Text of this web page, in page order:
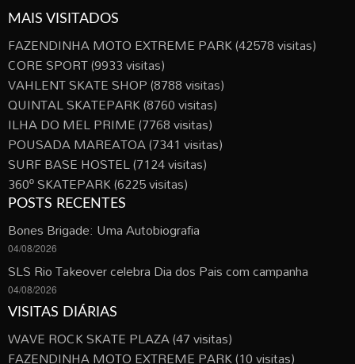
MAIS VISITADOS
FAZENDINHA MOTO EXTREME PARK(42578 visitas)
CORE SPORT(9933 visitas)
VAHLENT SKATE SHOP(8788 visitas)
QUINTAL SKATEPARK(8760 visitas)
ILHA DO MEL PRIME(7768 visitas)
POUSADA MAREATOA(7341 visitas)
SURF BASE HOSTEL(7124 visitas)
360º SKATEPARK(6225 visitas)
POSTS RECENTES
Bones Brigade: Uma Autobiografia
04/08/2026
SLS Rio Takeover celebra Dia dos Pais com campanha
04/08/2026
VISITAS DIÁRIAS
WAVE ROCK SKATE PLAZA(47 visitas)
FAZENDINHA MOTO EXTREME PARK(10 visitas)